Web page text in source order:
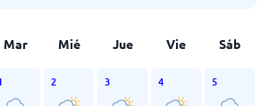
Mar Mié Jue Vie Sáb
2 3 4 5